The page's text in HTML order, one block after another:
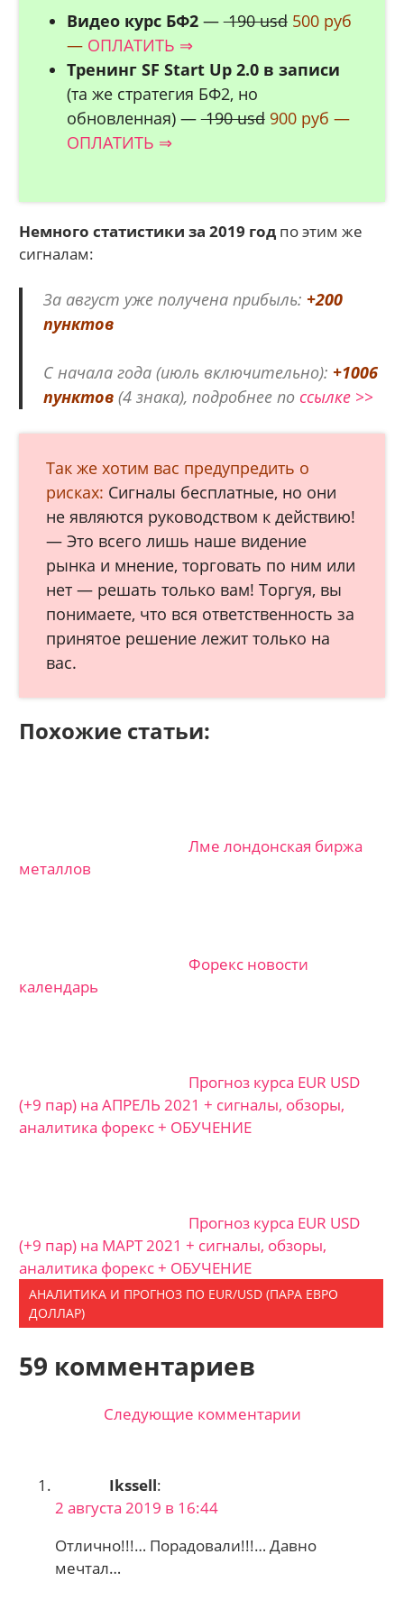
Видео курс БФ2—190 usd 500 руб
— ОПЛАТИТЬ ⇒
Тренинг SF Start Up 2.0 в записи
(та же стратегия БФ2, но
обновленная) —190 usd 900 руб —
ОПЛАТИТЬ ⇒
Немного статистики за 2019 год по этим же
сигналам:
За август уже получена прибыль: +200
пунктов
С начала года (июль включительно): +1006
пунктов(4 знака), подробнее по ссылке >>
Так же хотим вас предупредить о
рисках: Сигналы бесплатные, но они
не являются руководством к действию!
— Это всего лишь наше видение
рынка и мнение, торговать по ним или
нет — решать только вам! Торгуя, вы
понимаете, что вся ответственность за
принятое решение лежит только на
вас.
Похожие статьи:
Лме лондонская биржа
металлов
Форекс новости
календарь
Прогноз курса EUR USD
(+9 пар) на АПРЕЛЬ 2021 + сигналы, обзоры,
аналитика форекс + ОБУЧЕНИЕ
Прогноз курса EUR USD
(+9 пар) на МАРТ 2021 + сигналы, обзоры,
аналитика форекс + ОБУЧЕНИЕ
АНАЛИТИКА И ПРОГНОЗ ПО EUR/USD (ПАРА ЕВРО
ДОЛЛАР)
59 комментариев
по
комментариям
Следующие комментарии
Ikssell:
2 августа 2019 в 16:44
Отлично!!!… Порадовали!!!… Давно
мечтал…